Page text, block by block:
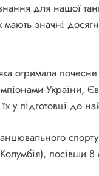
для нашої
мають значні
отримала
України,
у підготовці до
спорту